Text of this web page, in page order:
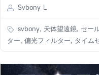
Svbony L
svbony, 天体望遠鏡, セー
ター, 偏光フィルター, タイム